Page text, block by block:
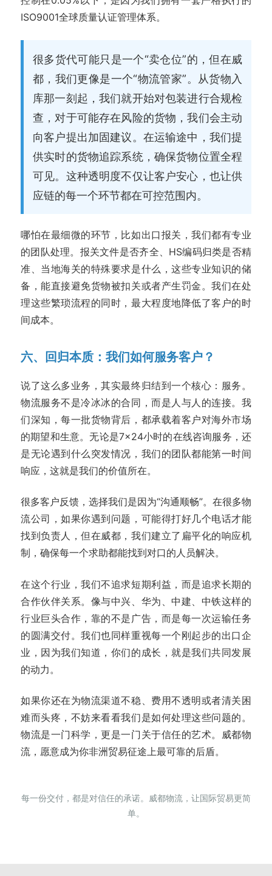
ISO9001全球质量认证管理体系。
很多货代可能只是一个“卖仓位”的，但在威
都，我们更像是一个“物流管家”。从货物入
库那一刻起，我们就开始对包装进行合规检
查，对于可能存在风险的货物，我们会主动
向客户提出加固建议。在运输途中，我们提
供实时的货物追踪系统，确保货物位置全程
可见。这种透明度不仅让客户安心，也让供
应链的每一个环节都在可控范围内。
哪怕在最细微的环节，比如出口报关，我们都有专业
的团队处理。报关文件是否齐全、HS编码归类是否精
准、当地海关的特殊要求是什么，这些专业知识的储
备，能直接避免货物被扣关或者产生罚金。我们在处
理这些繁琐流程的同时，最大程度地降低了客户的时
间成本。
六、回归本质：我们如何服务客户？
说了这么多业务，其实最终归结到一个核心：服务。
物流服务不是冷冰冰的合同，而是人与人的连接。我
们深知，每一批货物背后，都承载着客户对海外市场
的期望和生意。无论是7×24小时的在线咨询服务，还
是无论遇到什么突发情况，我们的团队都能第一时间
响应，这就是我们的价值所在。
很多客户反馈，选择我们是因为“沟通顺畅”。在很多物
流公司，如果你遇到问题，可能得打好几个电话才能
找到负责人，但在威都，我们建立了扁平化的响应机
制，确保每一个求助都能找到对口的人员解决。
在这个行业，我们不追求短期利益，而是追求长期的
合作伙伴关系。像与中兴、华为、中建、中铁这样的
行业巨头合作，靠的不是广告，而是每一次运输任务
的圆满交付。我们也同样重视每一个刚起步的出口企
业，因为我们知道，你们的成长，就是我们共同发展
的动力。
如果你还在为物流渠道不稳、费用不透明或者清关困
难而头疼，不妨来看看我们是如何处理这些问题的。
物流是一门科学，更是一门关于信任的艺术。威都物
流，愿意成为你非洲贸易征途上最可靠的后盾。
每一份交付，都是对信任的承诺。威都物流，让国际贸易更简
单。